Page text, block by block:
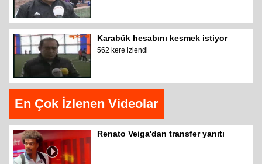
Karabük hesabını kesmek istiyor
562 kere izlendi
En Çok İzlenen Videolar
Renato Veiga'dan transfer yanıtı